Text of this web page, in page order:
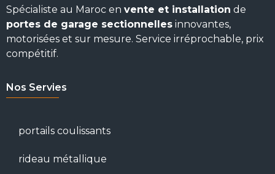
Spécialiste au Maroc en vente et installation de
portes de garage sectionnelles innovantes,
motorisées et sur mesure. Service irréprochable, prix
compétitif.
Nos Servies
portails coulissants
rideau métallique